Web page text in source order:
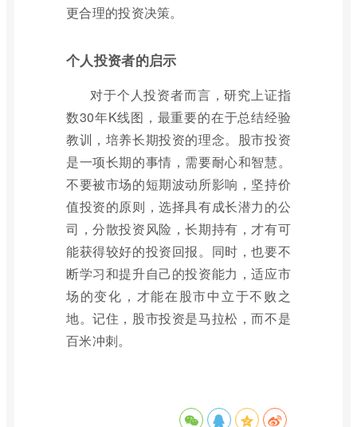
更合理的投资决策。
个人投资者的启示
对于个人投资者而言，研究上证指
数30年K线图，最重要的在于总结经验
教训，培养长期投资的理念。股市投资
是一项长期的事情，需要耐心和智慧。
不要被市场的短期波动所影响，坚持价
值投资的原则，选择具有成长潜力的公
司，分散投资风险，长期持有，才有可
能获得较好的投资回报。同时，也要不
断学习和提升自己的投资能力，适应市
场的变化，才能在股市中立于不败之
地。记住，股市投资是马拉松，而不是
百米冲刺。